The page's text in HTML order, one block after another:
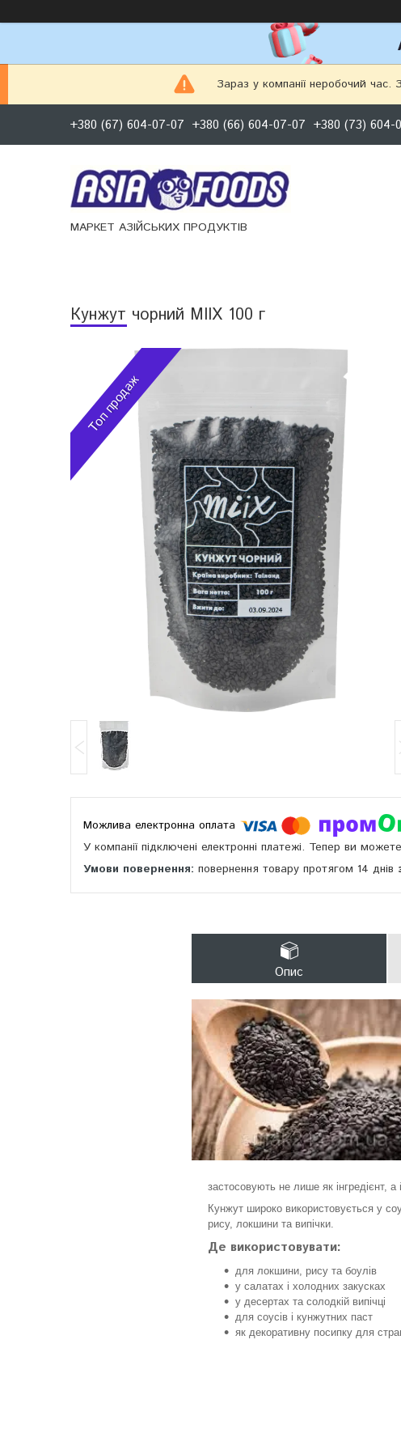
Зараз у компанії неробочий
+380 (67) 604-07-07 +380 (66) 604-07-07 +380 (73) 604-
МАРКЕТ АЗІЙСЬКИХ ПРОДУКТІВ
Кунжут чорний MIIX 100 г
Топ продаж
У компанії підключені електронні платежі. Тепер ви
повернення товару протягом 14 днів
Опис
застосовують не лише як інгредієнт, а
Кунжут широко використовується у
рису, локшини та випічки.
Де використовувати:
для локшини, рису та боулів
у салатах і холодних закусках
у десертах та солодкій випічці
для соусів і кунжутних паст
як декоративну посипку для